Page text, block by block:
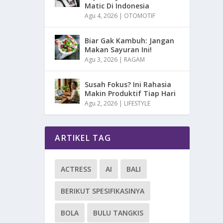
Matic Di Indonesia
Agu 4, 2026 | OTOMOTIF
Biar Gak Kambuh: Jangan
Makan Sayuran Ini!
Agu 3, 2026 | RAGAM
Susah Fokus? Ini Rahasia
Makin Produktif Tiap Hari
Agu 2, 2026 | LIFESTYLE
ARTIKEL TAG
ACTRESS AI BALI
BERIKUT SPESIFIKASINYA
BOLA BULU TANGKIS